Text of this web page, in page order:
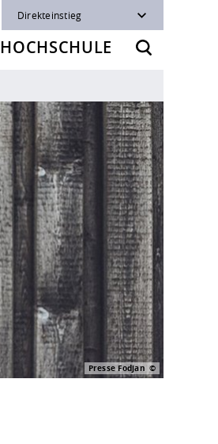
Direkteinstieg
HOCHSCHULE
Presse Fodjan